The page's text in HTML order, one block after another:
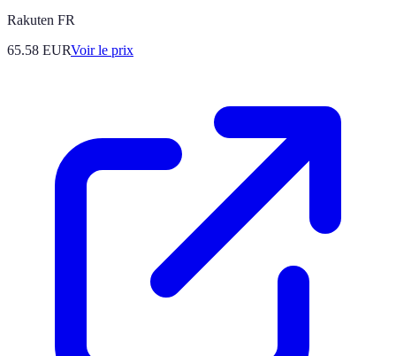
Rakuten FR
65.58 EURVoir le prix